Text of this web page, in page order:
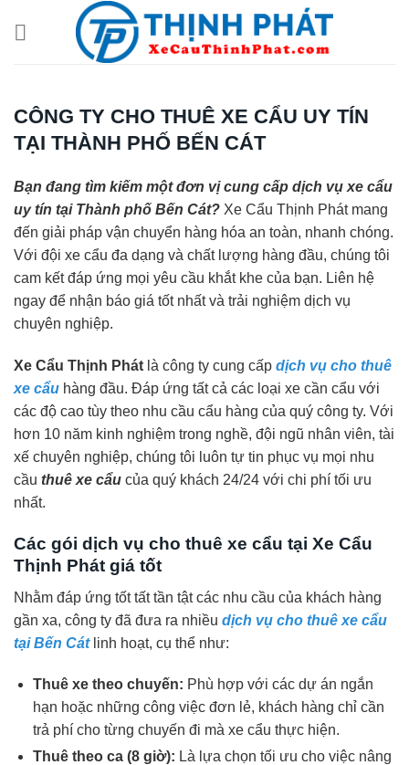
CÔNG TY CHO THUÊ XE CẨU UY TÍN
TẠI THÀNH PHỐ BẾN CÁT
Bạn đang tìm kiếm một đơn vị cung cấp dịch vụ xe cẩu
uy tín tại Thành phố Bến Cát? Xe Cẩu Thịnh Phát mang
đến giải pháp vận chuyển hàng hóa an toàn, nhanh chóng.
Với đội xe cẩu đa dạng và chất lượng hàng đầu, chúng tôi
cam kết đáp ứng mọi yêu cầu khắt khe của bạn. Liên hệ
ngay để nhận báo giá tốt nhất và trải nghiệm dịch vụ
chuyên nghiệp.
Xe Cẩu Thịnh Phát là công ty cung cấp dịch vụ cho thuê
xe cẩu hàng đầu. Đáp ứng tất cả các loại xe cần cẩu với
các độ cao tùy theo nhu cầu cẩu hàng của quý công ty. Với
hơn 10 năm kinh nghiệm trong nghề, đội ngũ nhân viên, tài
xế chuyên nghiệp, chúng tôi luôn tự tin phục vụ mọi nhu
cầu thuê xe cẩu của quý khách 24/24 với chi phí tối ưu
nhất.
Các gói dịch vụ cho thuê xe cẩu tại Xe Cẩu
Thịnh Phát giá tốt
Nhằm đáp ứng tốt tất tần tật các nhu cầu của khách hàng
gần xa, công ty đã đưa ra nhiều dịch vụ cho thuê xe cẩu
tại Bến Cátlinh hoạt, cụ thể như:
Thuê xe theo chuyến: Phù hợp với các dự án ngắn
hạn hoặc những công việc đơn lẻ, khách hàng chỉ cần
trả phí cho từng chuyến đi mà xe cẩu thực hiện.
Thuê theo ca (8 giờ): Là lựa chọn tối ưu cho việc nâng